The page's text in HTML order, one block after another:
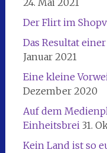
24. Mai 2021
Der Flirt im
Das Resultat
Januar 2021
Eine kleine
Dezember 2020
Auf dem
Einheitsbrei 31.
Kein Land ist so